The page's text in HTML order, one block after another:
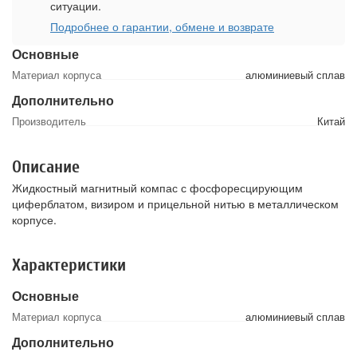
Основные
Материал корпуса алюминиевый сплав
Дополнительно
Производитель Китай
ситуации.
Подробнее о гарантии, обмене и возврате
Описание
Жидкостный магнитный компас с фосфоресцирующим
циферблатом, визиром и прицельной нитью в металлическом
корпусе.
Характеристики
Основные
Материал корпуса алюминиевый сплав
Дополнительно